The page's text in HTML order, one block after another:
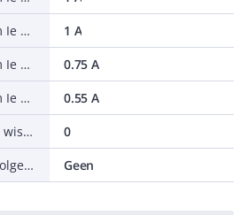
Nom. bedrijfsstroom Ie bij AC12, 125 V
1 A
Nom. bedrijfsstroom Ie bij AC12, 220 V
0.75 A
Nom. bedrijfsstroom Ie bij DC-12, 24 V
0.55 A
Aantal contacten als wisselcontact
0
Performance Level volgens EN ISO 13849-1
Geen